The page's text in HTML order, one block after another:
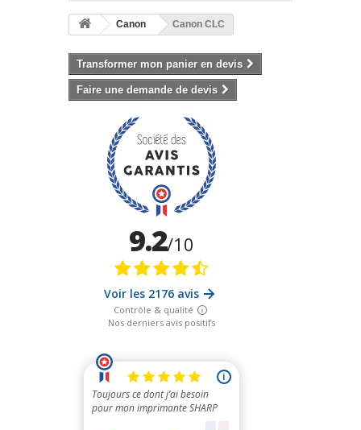
Canon Canon CLC
Transformer mon panier en devis
Faire une demande de devis